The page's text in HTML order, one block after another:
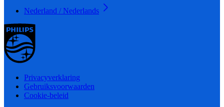
Nederland / Nederlands
Privacyverklaring
Gebruiksvoorwaarden
Cookie-beleid